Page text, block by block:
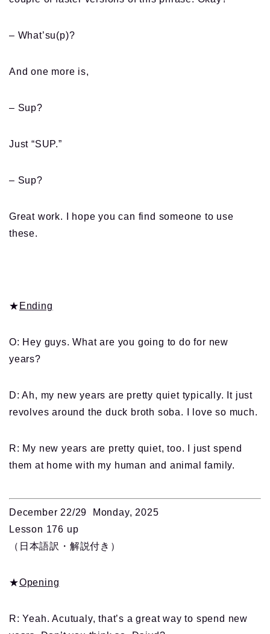
– What’su(p)?
And one more is,
– Sup?
Just “SUP.”
– Sup?
Great work. I hope you can find someone to use
these.
★ Ending
O: Hey guys. What are you going to do for new
years?
D: Ah, my new years are pretty quiet typically. It just
revolves around the duck broth soba. I love so much.
R: My new years are pretty quiet, too. I just spend
them at home with my human and animal family.
December 22/29 Monday, 2025
Lesson 176 up
（日本語訳・解説付き）
★Opening
R: Yeah. Acutualy, that’s a great way to spend new